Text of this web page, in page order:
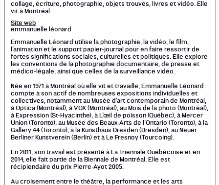
collage, écriture, photographie, objets trouvés, livres et vidéo. Elle
vit à Montréal.
Site web
emmanuelle léonard
Emmanuelle Léonard utilise la photographie, la vidéo, le film,
l’animation et le support papier-journal pour en faire ressortir de
fortes significations sociales, culturelles et politiques. Elle explore
les conventions de la photographie documentaire, de presse et
médico-légale, ainsi que celles de la surveillance vidéo.
Née en 1971 à Montréal où elle vit et travaille, Emmanuelle Léonard
compte à son actif de nombreuses expositions individuelles et
collectives, notamment au Musée d’art contemporain de Montréal,
à Optica (Montréal), à VOX (Montréal), au Mois de la photo (Montréal),
à Expression (St-Hyacinthe), à L’œil de poisson (Québec), à Mercer
Union (Toronto), au Musée des Beaux-Arts de l’Ontario (Toronto), à la
Gallery 44 (Toronto), à la Kunsthaus Dresden (Dresden), au Neuer
Berliner Kunstverein (Berlin) et à Le Fresnoy (Tourcoing).
En 2011, son travail est présenté à La Triennale Québécoise et en
2014, elle fait partie de la Biennale de Montréal. Elle est
récipiendaire du prix Pierre-Ayot 2005.
Au croisement entre le théâtre, la performance et les arts